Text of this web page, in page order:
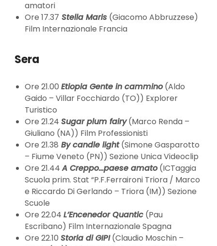
amatori
Ore 17.37 Stella Maris (Giacomo Abbruzzese)
Film Internazionale Francia
Sera
Ore 21.00 Etiopia Gente in cammino(Aldo
Gaido – Villar Focchiardo (TO)) Explorer
Turistico
Ore 21.24 Sugar plum fairy(Marco Renda –
Giuliano (NA)) Film Professionisti
Ore 21.38 By candle light(Simone Gasparotto
– Fiume Veneto (PN)) Sezione Unica Videoclip
Ore 21.44A Creppo…paese amato(ICTaggia
Scuola prim. Stat “P.F.Ferraironi Triora / Marco
e Riccardo Di Gerlando – Triora (IM)) Sezione
Scuole
Ore 22.04 L’Encenedor Quantic (Pau
Escribano) Film Internazionale Spagna
Ore 22.10 Storia di GIPI(Claudio Moschin –